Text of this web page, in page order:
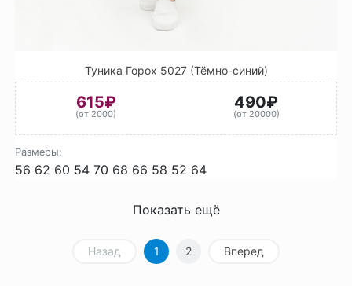
Туника Горох 5027 (Тёмно-синий)
615₽
(от 2000)
490₽
(от 20000)
Размеры:
56 62 60 54 70 68 66 58 52 64
Показать ещё
Назад 1 2 Вперед